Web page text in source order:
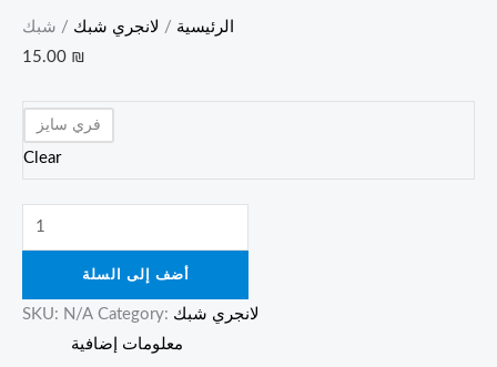
الرئيسية / لانجري شبك / شبك
15.00 ₪
فري سايز
Clear
أضف إلى السلة
SKU: N/A Category: لانجري شبك
معلومات إضافية